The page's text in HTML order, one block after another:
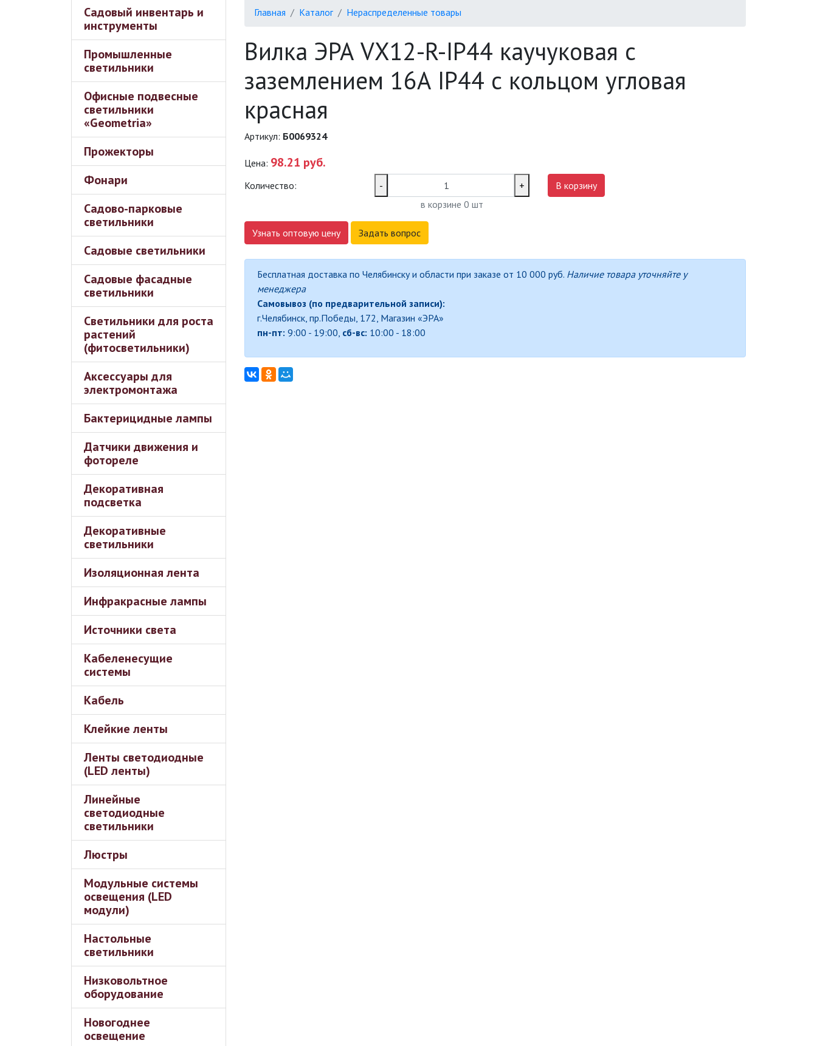
Садовый инвентарь и
инструменты
Промышленные
светильники
Офисные подвесные
светильники
«Geometria»
Прожекторы
Фонари
Садово-парковые
светильники
Садовые светильники
Садовые фасадные
светильники
Светильники для роста
растений
(фитосветильники)
Аксессуары для
электромонтажа
Бактерицидные лампы
Датчики движения и
фотореле
Декоративная
подсветка
Декоративные
светильники
Изоляционная лента
Инфракрасные лампы
Источники света
Кабеленесущие
системы
Кабель
Клейкие ленты
Ленты светодиодные
(LED ленты)
Линейные
светодиодные
светильники
Люстры
Модульные системы
освещения (LED
модули)
Настольные
светильники
Низковольтное
оборудование
Новогоднее
освещение
Главная Каталог Нераспределенные товары
Вилка ЭРА VX12-R-IP44 каучуковая c
заземлением 16А IP44 с кольцом угловая
красная
Артикул: Б0069324
Цена: 98.21 руб.
Количество: -
+
в корзине 0 шт
В корзину
Узнать оптовую цену Задать вопрос
Бесплатная доставка по Челябинску и области при заказе от 10 000 руб. Наличие товара уточняйте у
менеджера
Самовывоз (по предварительной записи):
г.Челябинск, пр.Победы, 172, Магазин «ЭРА»
пн-пт: 9:00 - 19:00, сб-вс: 10:00 - 18:00